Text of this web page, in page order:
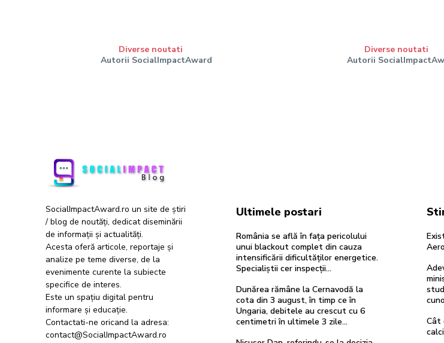
Diverse noutati
Autorii SocialImpactAward
Diverse noutati
Autorii
SocialImpactAward.ro un site de știri
/ blog de noutăți, dedicat diseminării
de informații și actualități.
Acesta oferă articole, reportaje și
analize pe teme diverse, de la
evenimente curente la subiecte
specifice de interes.
Este un spațiu digital pentru
informare și educație.
Contactati-ne oricand la adresa:
contact@SocialImpactAward.ro
Ultimele postari
România se află în fața pericolului
unui blackout complet din cauza
intensificării dificultăților energetice.
Specialiștii cer inspecții…
Dunărea rămâne la Cernavodă la
cota din 3 august, în timp ce în
Ungaria, debitele au crescut cu 6
centimetri în ultimele 3 zile...
Cât